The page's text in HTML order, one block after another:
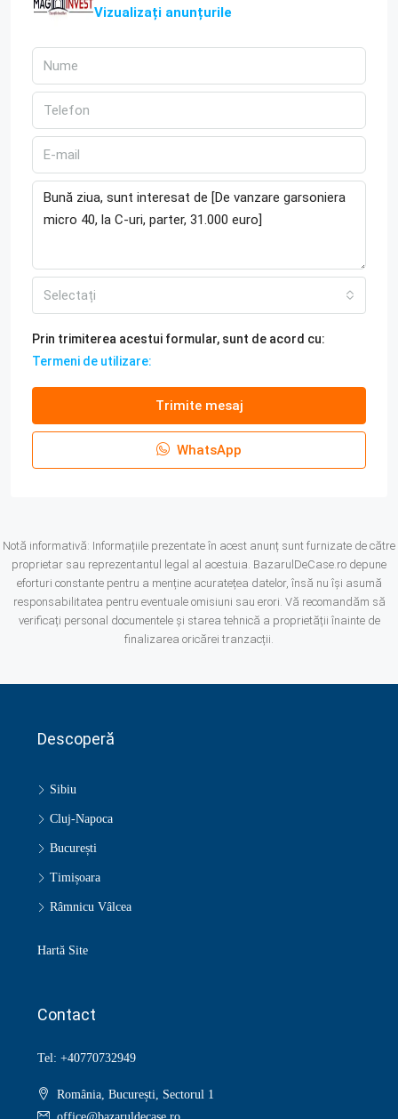
Vizualizați anunțurile
Selectați
Prin trimiterea acestui formular, sunt de acord cu:
Termeni de utilizare:
Trimite mesaj
WhatsApp
Notă informativă: Informațiile prezentate în acest anunț sunt furnizate de către
proprietar sau reprezentantul legal al acestuia. BazarulDeCase.ro depune
eforturi constante pentru a menține acuratețea datelor, însă nu își asumă
responsabilitatea pentru eventuale omisiuni sau erori. Vă recomandăm să
verificați personal documentele și starea tehnică a proprietății înainte de
finalizarea oricărei tranzacții.
Descoperă
Sibiu
Cluj-Napoca
București
Timișoara
Râmnicu Vâlcea
Hartă Site
Contact
Tel: +40770732949
România, București, Sectorul 1